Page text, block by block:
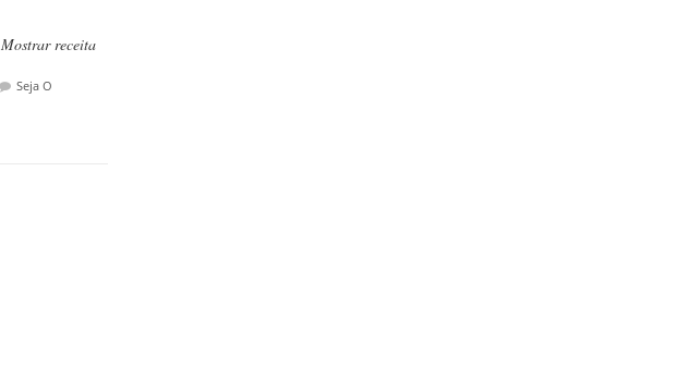
Mostrar receita
Seja O